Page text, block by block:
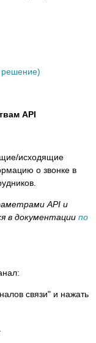
решение)
API
исходящие
о звонке в
API и
в документации по
связи" и нажать